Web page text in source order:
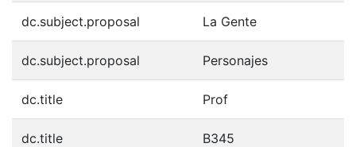
dc.subject.proposal La Gente
dc.subject.proposal Personajes
dc.title Prof
dc.title B345